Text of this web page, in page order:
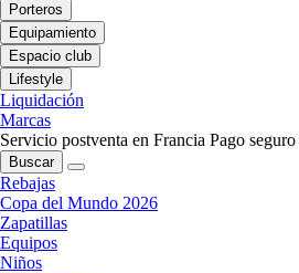
Porteros
Equipamiento
Espacio club
Lifestyle
Liquidación
Marcas
Servicio postventa en Francia Pago seguro
Buscar
Rebajas
Copa del Mundo 2026
Zapatillas
Equipos
Niños